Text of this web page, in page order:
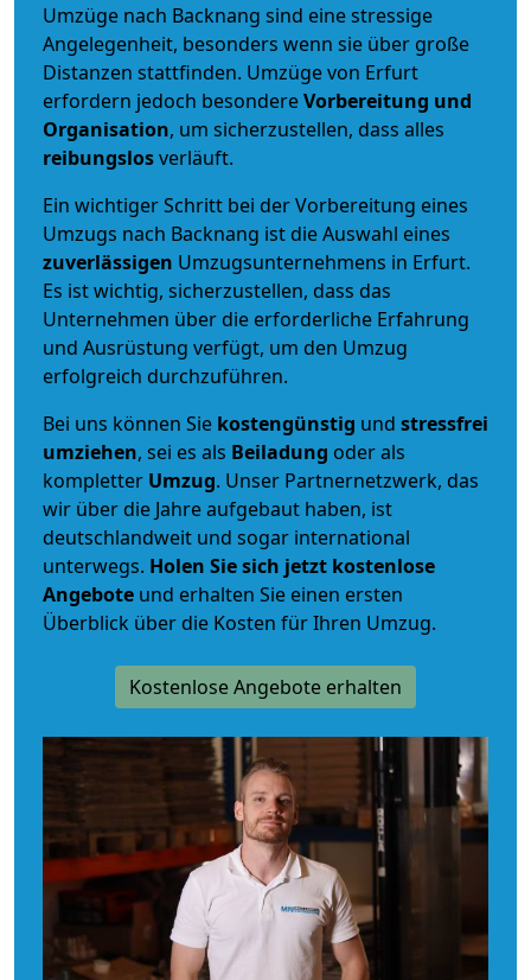
Umzüge nach Backnang sind eine stressige
Angelegenheit, besonders wenn sie über große
Distanzen stattfinden. Umzüge von Erfurt
erfordern jedoch besondereVorbereitung und
Organisation, um sicherzustellen, dass alles
reibungslosverläuft.
Ein wichtiger Schritt bei der Vorbereitung eines
Umzugs nach Backnang ist die Auswahl eines
zuverlässigen Umzugsunternehmens in Erfurt.
Es ist wichtig, sicherzustellen, dass das
Unternehmen über die erforderliche Erfahrung
und Ausrüstung verfügt, um den Umzug
erfolgreich durchzuführen.
Bei uns können Sie kostengünstig und stressfrei
umziehen, sei es als Beiladung oder als
kompletter Umzug. Unser Partnernetzwerk, das
wir über die Jahre aufgebaut haben, ist
deutschlandweit und sogar international
unterwegs. Holen Sie sich jetzt kostenlose
Angebote und erhalten Sie einen ersten
Überblick über die Kosten für Ihren Umzug.
Kostenlose Angebote erhalten